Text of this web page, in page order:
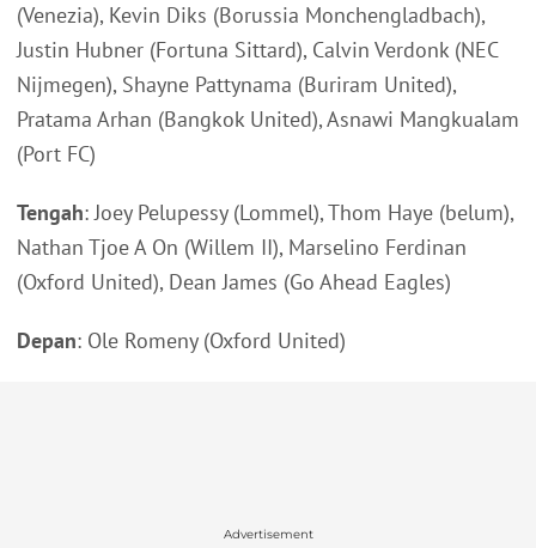
(Venezia), Kevin Diks (Borussia Monchengladbach),
Justin Hubner (Fortuna Sittard), Calvin Verdonk (NEC
Nijmegen), Shayne Pattynama (Buriram United),
Pratama Arhan (Bangkok United), Asnawi Mangkualam
(Port FC)
Tengah: Joey Pelupessy (Lommel), Thom Haye (belum),
Nathan Tjoe A On (Willem II), Marselino Ferdinan
(Oxford United), Dean James (Go Ahead Eagles)
Depan: Ole Romeny (Oxford United)
Advertisement